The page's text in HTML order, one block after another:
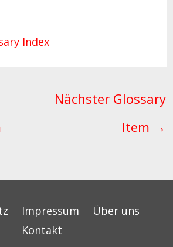
Index
Nächster Glossary
Item →
Impressum
Über uns
Kontakt